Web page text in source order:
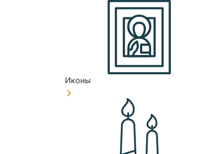
Иконы